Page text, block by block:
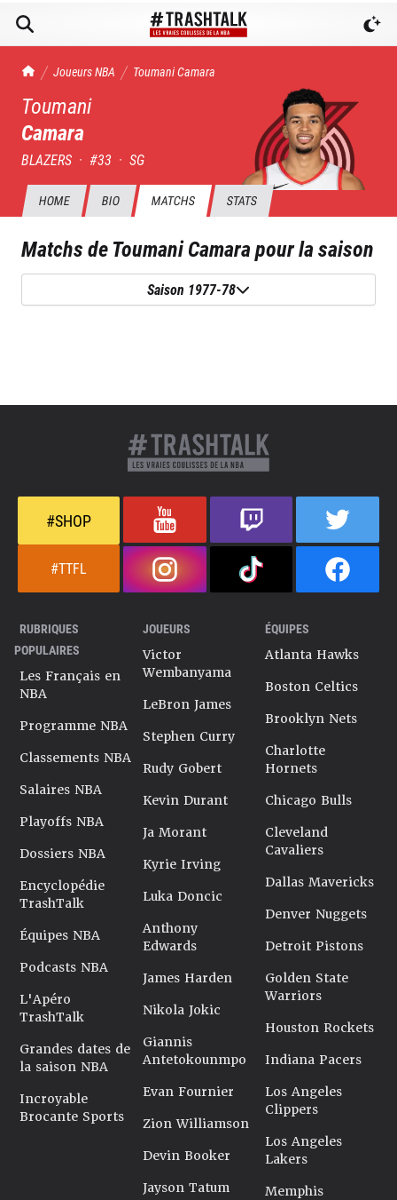
TrashTalk Actu NBA
Joueurs NBA ToumaniCamara
Toumani
Camara
BLAZERS · #33 · SG
HOME BIO MATCHS STATS
Matchs deToumani Camarapour la saison
Saison 1977-78
#SHOP
#TTFL
RUBRIQUES
POPULAIRES
Les Français en
NBA
Programme NBA
Classements NBA
Salaires NBA
Playoffs NBA
Dossiers NBA
Encyclopédie
TrashTalk
Équipes NBA
Podcasts NBA
L'Apéro
TrashTalk
Grandes dates de
la saison NBA
Incroyable
Brocante Sports
JOUEURS
Victor
Wembanyama
LeBron James
Stephen Curry
Rudy Gobert
Kevin Durant
Ja Morant
Kyrie Irving
Luka Doncic
Anthony
Edwards
James Harden
Nikola Jokic
Giannis
Antetokounmpo
Evan Fournier
Zion Williamson
Devin Booker
Jayson Tatum
ÉQUIPES
Atlanta Hawks
Boston Celtics
Brooklyn Nets
Charlotte
Hornets
Chicago Bulls
Cleveland
Cavaliers
Dallas Mavericks
Denver Nuggets
Detroit Pistons
Golden State
Warriors
Houston Rockets
Indiana Pacers
Los Angeles
Clippers
Los Angeles
Lakers
Memphis